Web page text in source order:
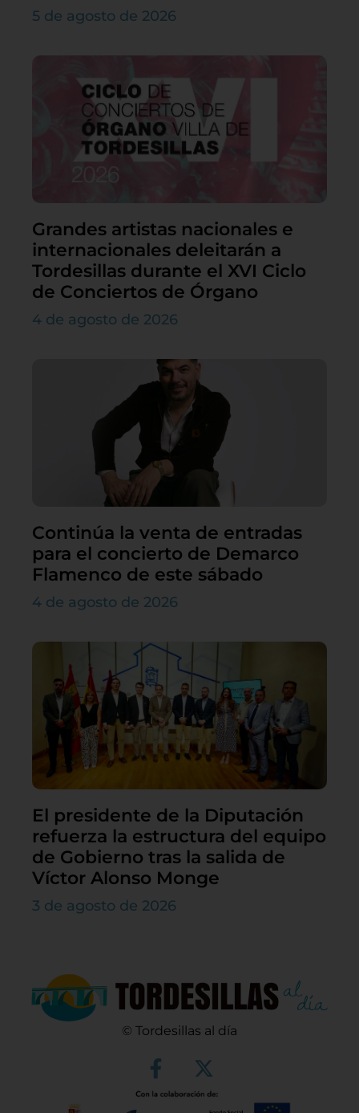
5 de agosto de 2026
Grandes artistas nacionales e
internacionales deleitarán a
Tordesillas durante el XVI Ciclo
de Conciertos de Órgano
4 de agosto de 2026
Continúa la venta de entradas
para el concierto de Demarco
Flamenco de este sábado
4 de agosto de 2026
El presidente de la Diputación
refuerza la estructura del equipo
de Gobierno tras la salida de
Víctor Alonso Monge
3 de agosto de 2026
© Tordesillas al día